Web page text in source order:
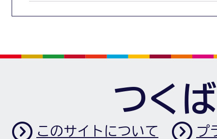
つく
このサイトについて プ